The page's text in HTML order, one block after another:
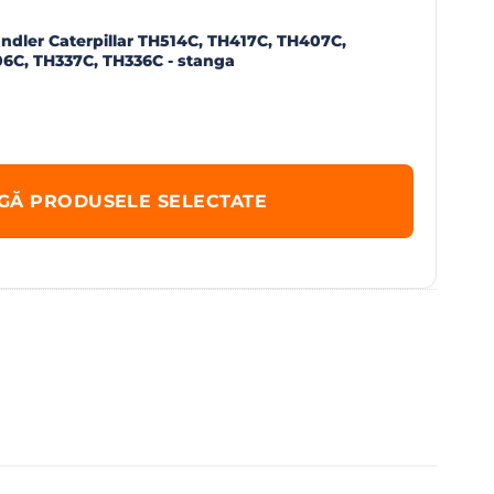
Caterpillar TH514C, TH417C, TH407C,
TH337C, TH336C - stanga
PRODUSELE SELECTATE